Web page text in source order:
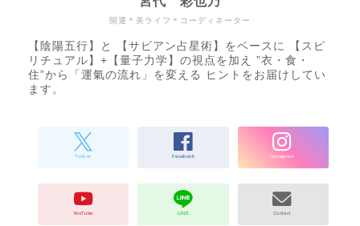
開運＊美ライフ＊コーディネーター
【陰陽五行】と 【サビアン占星術】をベースに 【スピ
リチュアル】+【量子力学】の視点を加え ”衣・食・
住”から「運氣の流れ」を変える ヒントをお届けしてい
ます。